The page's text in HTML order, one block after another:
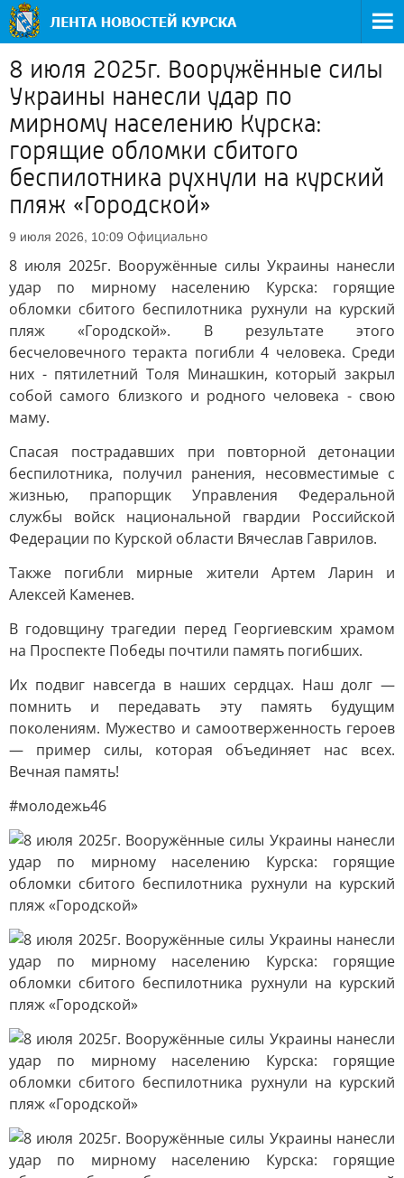
8 июля 2025г. Вооружённые силы
Украины нанесли удар по
мирному населению Курска:
горящие обломки сбитого
беспилотника рухнули на курский
пляж «Городской»
9 июля 2026, 10:09 Официально
8 июля 2025г. Вооружённые силы Украины нанесли
удар по мирному населению Курска: горящие
обломки сбитого беспилотника рухнули на курский
пляж «Городской». В результате этого
бесчеловечного теракта погибли 4 человека. Среди
них - пятилетний Толя Минашкин, который закрыл
собой самого близкого и родного человека - свою
маму.
Спасая пострадавших при повторной детонации
беспилотника, получил ранения, несовместимые с
жизнью, прапорщик Управления Федеральной
службы войск национальной гвардии Российской
Федерации по Курской области Вячеслав Гаврилов.
Также погибли мирные жители Артем Ларин и
Алексей Каменев.
В годовщину трагедии перед Георгиевским храмом
на Проспекте Победы почтили память погибших.
Их подвиг навсегда в наших сердцах. Наш долг —
помнить и передавать эту память будущим
поколениям. Мужество и самоотверженность героев
— пример силы, которая объединяет нас всех.
Вечная память!
#молодежь46